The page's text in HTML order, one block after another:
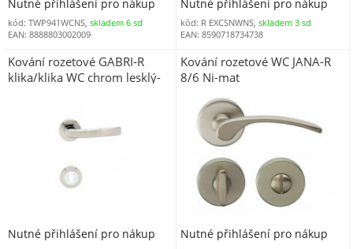
Nutné přihlášení pro nákup
kód: TWP941WCNS, skladem 6 sd
EAN: 8888803002009
Nutné přihlášení pro nákup
kód: R EXCSNWNS,skladem 3 sd
EAN: 8590718734738
Kování rozetové GABRI-R
klika/klika WC chrom lesklý-
Nutné přihlášení pro nákup
Kování rozetové WC JANA-R
8/6 Ni-mat
Nutné přihlášení pro nákup